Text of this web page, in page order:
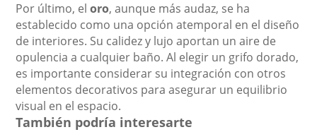
Por último, eloro, aunque más audaz, se ha
establecido como una opción atemporal en el diseño
de interiores. Su calidez y lujo aportan un aire de
opulencia a cualquier baño. Al elegir un grifo dorado,
es importante considerar su integración con otros
elementos decorativos para asegurar un equilibrio
visual en el espacio.
También podría interesarte